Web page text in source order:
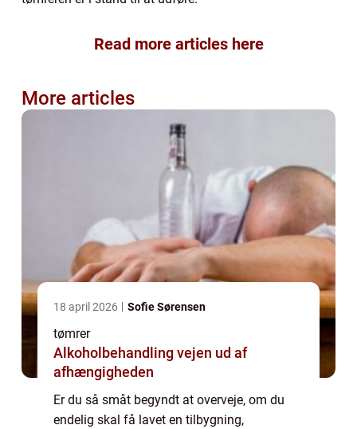
Read more articles here
More articles
18 april 2026 Sofie Sørensen
tømrer
Alkoholbehandling vejen ud af
afhængigheden
Er du så småt begyndt at overveje, om du
endelig skal få lavet en tilbygning,